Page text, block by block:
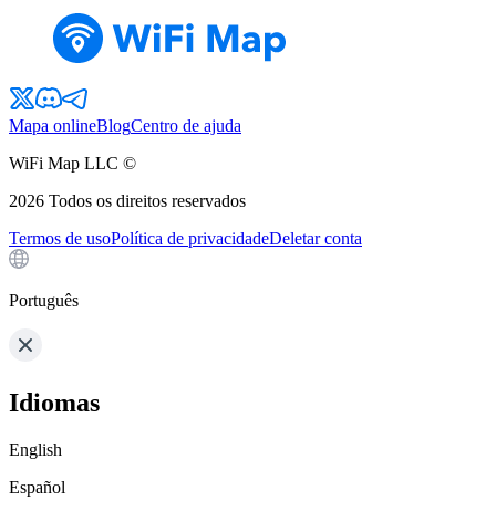
Mapa onlineBlogCentro de ajuda
WiFi Map LLC ©
2026 Todos os direitos reservados
Termos de usoPolítica de privacidadeDeletar conta
Português
Idiomas
English
Español